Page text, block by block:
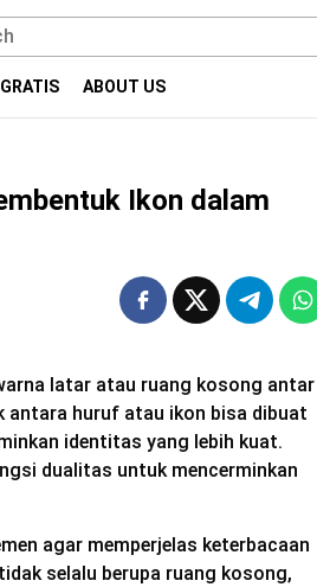
ABOUT US
Ikon dalam
latar atau ruang kosong antar
antara huruf atau ikon bisa dibuat
identitas yang lebih kuat.
dualitas untuk mencerminkan
agar memperjelas keterbacaan
selalu berupa ruang kosong,